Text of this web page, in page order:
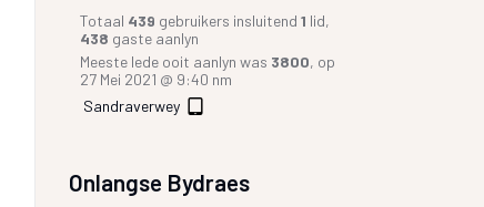
Totaal 439 gebruikers insluitend 1 lid,
438 gaste aanlyn
Meeste lede ooit aanlyn was 3800, op
27 Mei 2021 @ 9:40 nm
Sandraverwey
Onlangse Bydraes